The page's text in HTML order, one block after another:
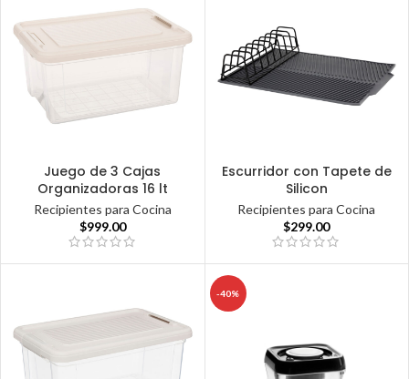
Juego de 3 Cajas
Organizadoras 16 lt
Recipientes para Cocina
$999.00
Escurridor con Tapete de
Silicon
Recipientes para Cocina
$299.00
-40%